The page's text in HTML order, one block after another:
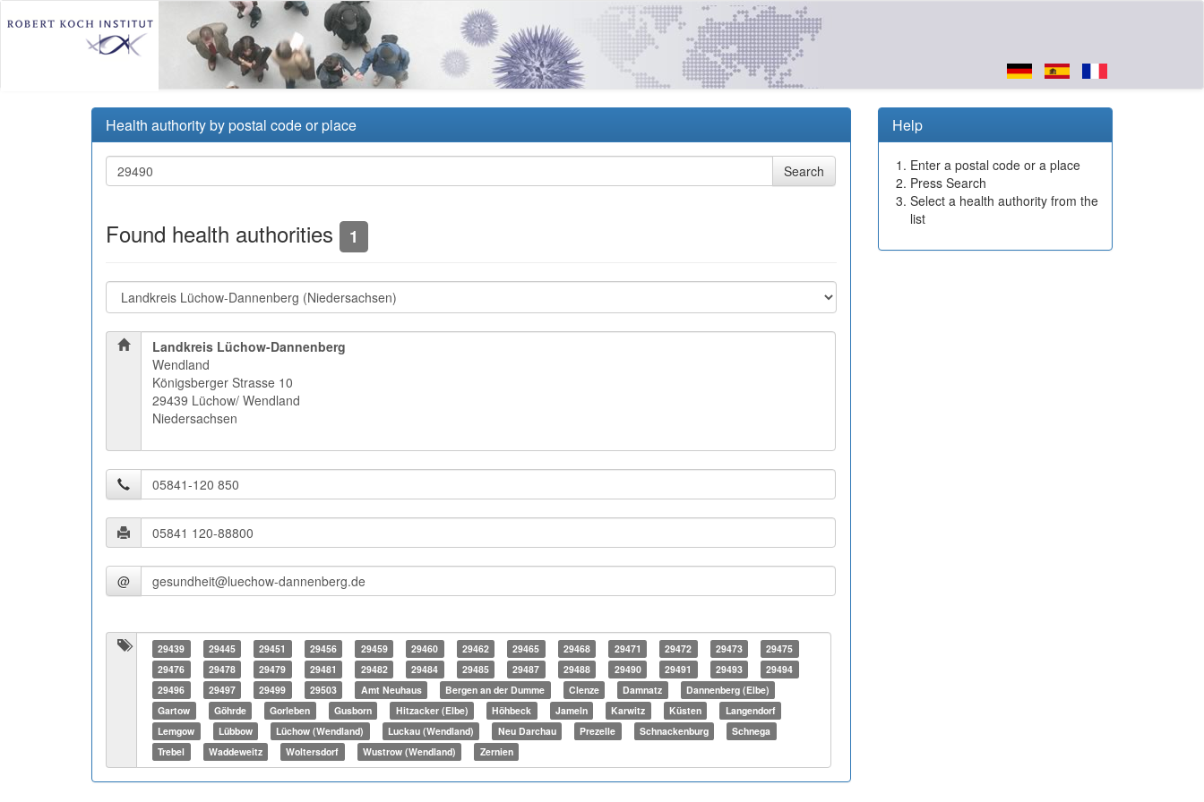
Health authority by postal code or place
Found health authorities 1
Landkreis Lüchow-Dannenberg
Wendland
Königsberger Strasse 10
29439 Lüchow/ Wendland
Niedersachsen
@
29439 29445 29451 29456 29459 29460 29462 29465 29468 29471 29472 29473
29475
29476
29478 29479 29481 29482 29484 29485 29487 29488 29490 29491 29493
29494
29496
29497 29499 29503 Amt Neuhaus Bergen an der Dumme Clenze Damnatz
Dannenberg (Elbe)
Gartow
Göhrde Gorleben Gusborn Hitzacker (Elbe) Höhbeck Jameln Karwitz Küsten
Langendorf
Lemgow
Lübbow Lüchow (Wendland) Luckau (Wendland) Neu Darchau Prezelle Schnackenburg
Schnega
Trebel
Waddeweitz Woltersdorf Wustrow (Wendland) Zernien
Help
Enter a postal code or a place
Press Search
Select a health authority from the
list